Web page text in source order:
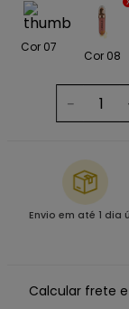
Cor 07
Cor 08
－
Envio em até 1 dia
Calcular frete